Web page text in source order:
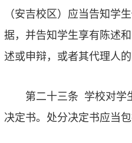
（安吉校区）应当告知学
据，并告知学生享有陈述
述或申辩，或者其代理人的
第二十三条 学校对学
决定书。处分决定书应当包